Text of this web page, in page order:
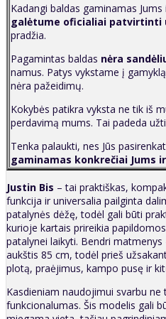
Kadangi baldas gaminamas
galėtume oficialiai patvirtinti
pradžia.
Pagamintas baldas nėra
namus. Patys vykstame į
nėra pažeidimų.
Kokybės patikra vyksta ne tik iš
perdavimą mums. Tai padeda
Tenka palaukti, nes Jūs
gaminamas konkrečiai Jums
Justin Bis – tai praktiškas,
funkcija ir universalia pailginta
patalynės dėžę, todėl gali būti
kurioje kartais prireikia
patalynei laikyti. Bendri
aukštis 85 cm, todėl prieš
plotą, praėjimus, kampo pusę ir
Kasdieniam naudojimui svarbu
funkcionalumas. Šis modelis gali